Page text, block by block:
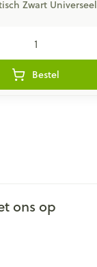
Zwart Universeel
Bestel
ons op